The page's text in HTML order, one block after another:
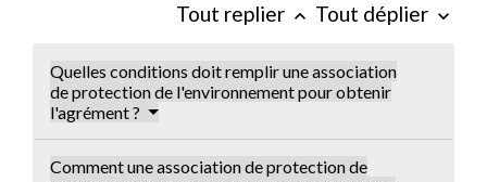
Tout replier keyboard_arrow_up Tout déplier keyboard_arrow_down
Quelles conditions doit remplir une association
de protection de l'environnement pour obtenir
l'agrément ?
Comment une association de protection de